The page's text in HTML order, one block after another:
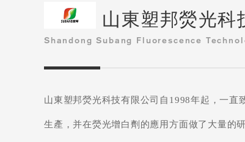
山東塑邦熒光科
Shandong Subang Fluorescence
山東塑邦熒光科技有限公司自1998年起，一直
生產，并在熒光增白劑的應用方面做了大量的